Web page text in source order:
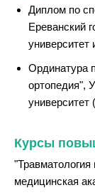
Диплом по
Ереванский
университет
Ординатура
ортопедия",
университет
Курсы
"Травматология
медицинская